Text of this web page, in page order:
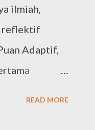
ilmiah,
reflektif
Adaptif,
READ MORE